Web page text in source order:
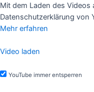
Mit dem Laden des Videos
Datenschutzerklärung von
Mehr erfahren
Video laden
YouTube immer entsperren